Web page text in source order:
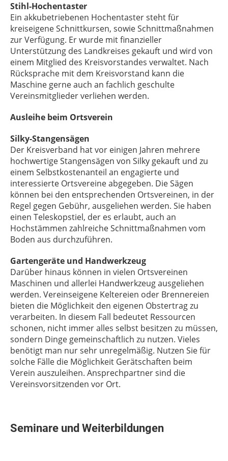
Stihl-Hochentaster
Ein akkubetriebenen Hochentaster steht für
kreiseigene Schnittkursen, sowie Schnittmaßnahmen
zur Verfügung. Er wurde mit finanzieller
Unterstützung des Landkreises gekauft und wird von
einem Mitglied des Kreisvorstandes verwaltet. Nach
Rücksprache mit dem Kreisvorstand kann die
Maschine gerne auch an fachlich geschulte
Vereinsmitglieder verliehen werden.
Ausleihe beim Ortsverein
Silky-Stangensägen
Der Kreisverband hat vor einigen Jahren mehrere
hochwertige Stangensägen von Silky gekauft und zu
einem Selbstkostenanteil an engagierte und
interessierte Ortsvereine abgegeben. Die Sägen
können bei den entsprechenden Ortsvereinen, in der
Regel gegen Gebühr, ausgeliehen werden. Sie haben
einen Teleskopstiel, der es erlaubt, auch an
Hochstämmen zahlreiche Schnittmaßnahmen vom
Boden aus durchzuführen.
Gartengeräte und Handwerkzeug
Darüber hinaus können in vielen Ortsvereinen
Maschinen und allerlei Handwerkzeug ausgeliehen
werden. Vereinseigene Keltereien oder Brennereien
bieten die Möglichkeit den eigenen Obstertrag zu
verarbeiten. In diesem Fall bedeutet Ressourcen
schonen, nicht immer alles selbst besitzen zu müssen,
sondern Dinge gemeinschaftlich zu nutzen. Vieles
benötigt man nur sehr unregelmäßig. Nutzen Sie für
solche Fälle die Möglichkeit Gerätschaften beim
Verein auszuleihen. Ansprechpartner sind die
Vereinsvorsitzenden vor Ort.
Seminare und Weiterbildungen